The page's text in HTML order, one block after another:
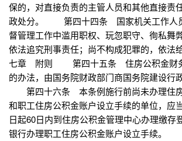
保的，对直接负责的主管人员和其他直接责
政处分。 第四十四条 国家机关工作人
督管理工作中滥用职权、玩忽职守、徇私舞
依法追究刑事责任；尚不构成犯罪的，依法
七章 附则 第四十五条 住房公积金财务
的办法，由国务院财政部门商国务院建设行
第四十六条 本条例施行前尚未办理住
和职工住房公积金账户设立手续的单位，应
日起60日内到住房公积金管理中心办理缴存
银行办理职工住房公积金账户设立手续